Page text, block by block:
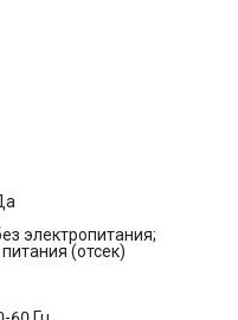
электропитания;
(отсек)